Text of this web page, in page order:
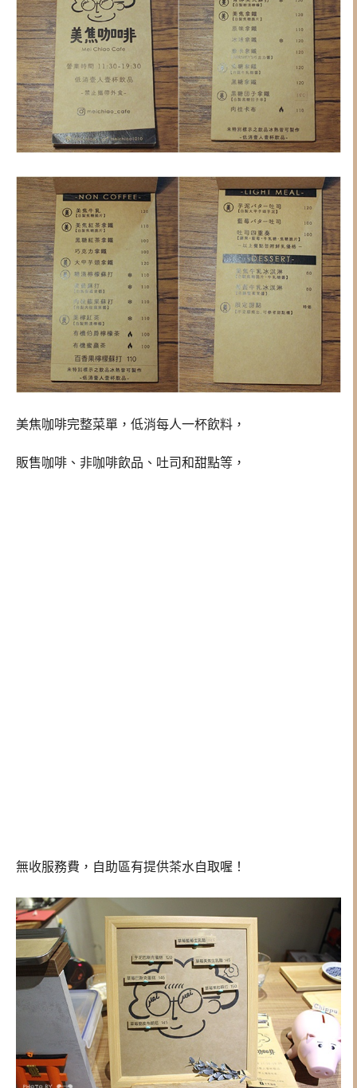
美焦咖啡完整菜單，低消每人一杯飲料，
販售咖啡、非咖啡飲品、吐司和甜點等，
無收服務費，自助區有提供茶水自取喔！